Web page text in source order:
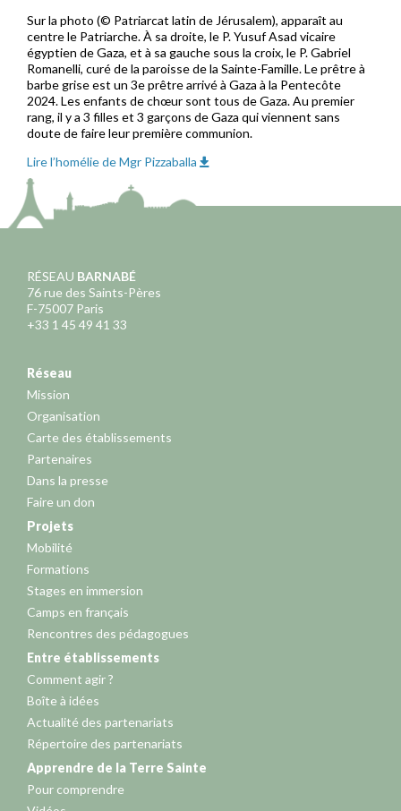
Sur la photo (© Patriarcat latin de Jérusalem), apparaît au
centre le Patriarche. À sa droite, le P. Yusuf Asad vicaire
égyptien de Gaza, et à sa gauche sous la croix, le P. Gabriel
Romanelli, curé de la paroisse de la Sainte-Famille. Le prêtre à
barbe grise est un 3e prêtre arrivé à Gaza à la Pentecôte
2024. Les enfants de chœur sont tous de Gaza. Au premier
rang, il y a 3 filles et 3 garçons de Gaza qui viennent sans
doute de faire leur première communion.
Lire l’homélie de Mgr Pizzaballa
RÉSEAU BARNABÉ
76 rue des Saints-Pères
F-75007 Paris
+33 1 45 49 41 33
Réseau
Mission
Organisation
Carte des établissements
Partenaires
Dans la presse
Faire un don
Projets
Mobilité
Formations
Stages en immersion
Camps en français
Rencontres des pédagogues
Entre établissements
Comment agir ?
Boîte à idées
Actualité des partenariats
Répertoire des partenariats
Apprendre de la Terre Sainte
Pour comprendre